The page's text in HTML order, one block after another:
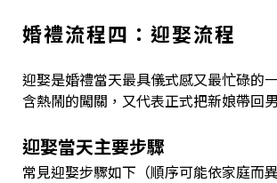
婚禮流程四：迎娶流程
迎娶是婚禮當天最具儀式感又最忙碌的
含熱鬧的闖關，又代表正式把新娘帶回
迎娶當天主要步驟
常見迎娶步驟如下（順序可能依家庭而